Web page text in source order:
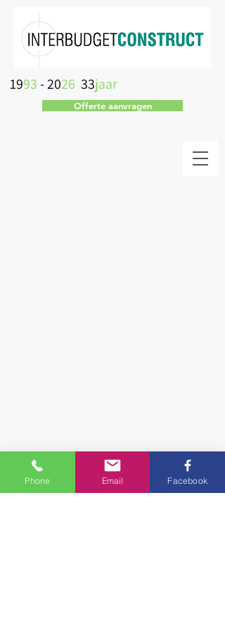
1993- 2026 33jaar
Offerte aanvragen
Phone Email Facebook